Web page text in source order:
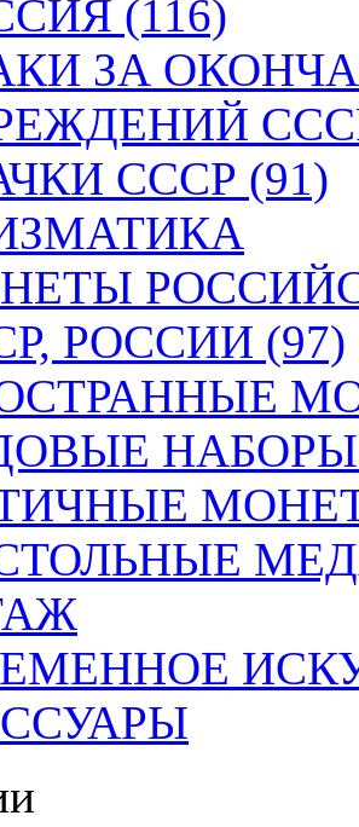
(116)
ЗА
СССР (91)
РОССИИ (97)
НАБОРЫ